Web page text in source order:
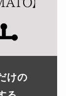
けの